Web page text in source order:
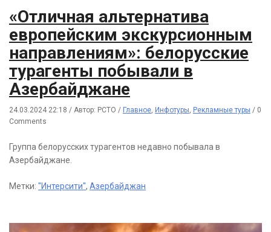
«Отличная альтернатива
европейским экскурсионным
направлениям»: белорусские
турагенты побывали в
Азербайджане
24.03.2024 22:18 / Автор: РСТО / Главное, Инфотуры, Рекламные туры / 0
Comments
Группа белорусских турагентов недавно побывала в
Азербайджане.
Метки: "Интерсити", Азербайджан